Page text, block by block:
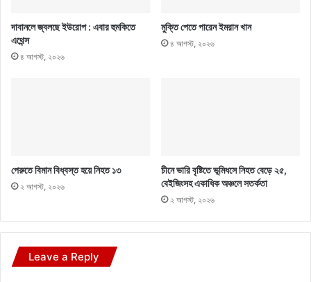
দাবানলে জ্বলছে ইউরোপ : এবার হুমকিতে
এথেন্স
৪ আগস্ট, ২০২৬
মুক্তি পেতে পারেন ইমরান খান
৪ আগস্ট, ২০২৬
পেরুতে বিমান বিধ্বস্ত হয়ে নিহত ১৩
২ আগস্ট, ২০২৬
চীনে ভারি বৃষ্টিতে ভূমিধসে নিহত বেড়ে ২৫,
বেইজিংসহ একাধিক অঞ্চলে সতর্কতা
২ আগস্ট, ২০২৬
Leave a Reply